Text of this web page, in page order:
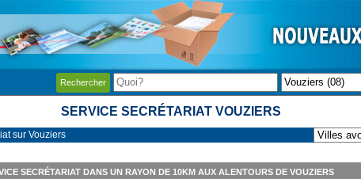
Rechercher
SERVICE SECRÉTARIAT VOUZIERS
sur Vouziers
SECRÉTARIAT DANS UN RAYON DE 10KM AUX ALENTOURS DE VOUZIERS